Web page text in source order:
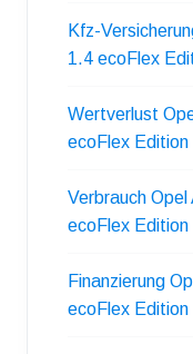
Kfz-
1.4 ecoFlex
Wertverlust
ecoFlex Edition
Verbrauch
ecoFlex Edition
Finanzierung
ecoFlex Edition